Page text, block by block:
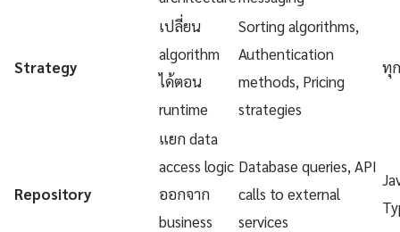
Strategy
เปลี่ยน
algorithm
ได้ตอน
runtime
Sorting algorithms,
Authentication
methods, Pricing
strategies
ทุ
Repository
แยก data
access logic
ออกจาก
business
Database queries, API
calls to external
services